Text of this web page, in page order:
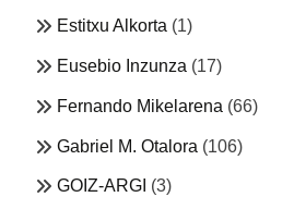
Estitxu Alkorta (1)
Eusebio Inzunza (17)
Fernando Mikelarena (66)
Gabriel M. Otalora (106)
GOIZ-ARGI (3)